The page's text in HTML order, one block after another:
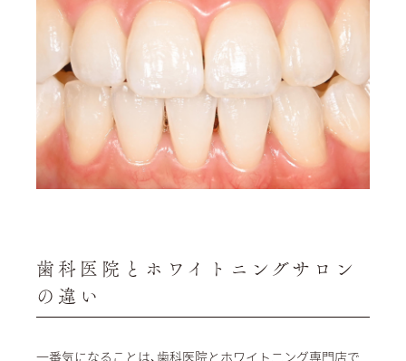
歯科医院とホワイトニングサロン
の違い
一番気になることは、歯科医院とホワイトニング専門店で